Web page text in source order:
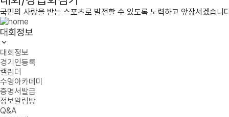
국민의 사랑을 받는 스포츠로 발전할 수 있도록 노력하고 앞장서겠습니
대회정보
대회정보
경기인등록
캘린더
수영아카데미
증명서발급
정보알림방
Q&A